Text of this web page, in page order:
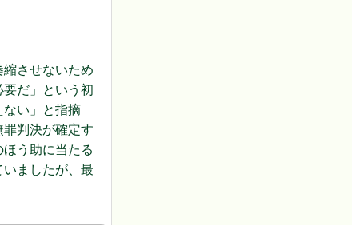
させないため
だ」という初
い」と指摘
判決が確定す
う助に当たる
ましたが、最